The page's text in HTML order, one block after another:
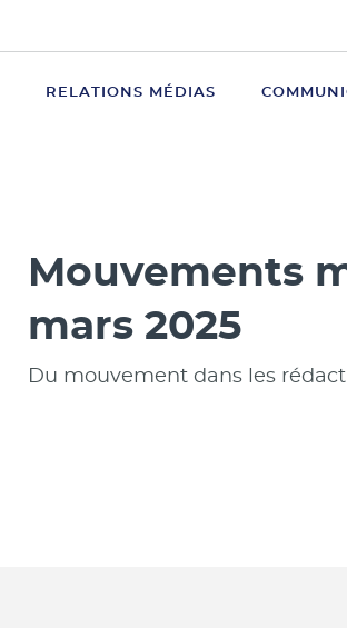
RELATIONS MÉDIAS
Mouvements
mars 2025
Du mouvement dans les